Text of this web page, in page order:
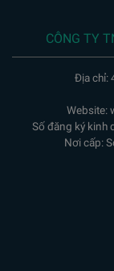
CÔNG TY
Địa chỉ:
Website:
Số đăng ký kinh
Nơi cấp: